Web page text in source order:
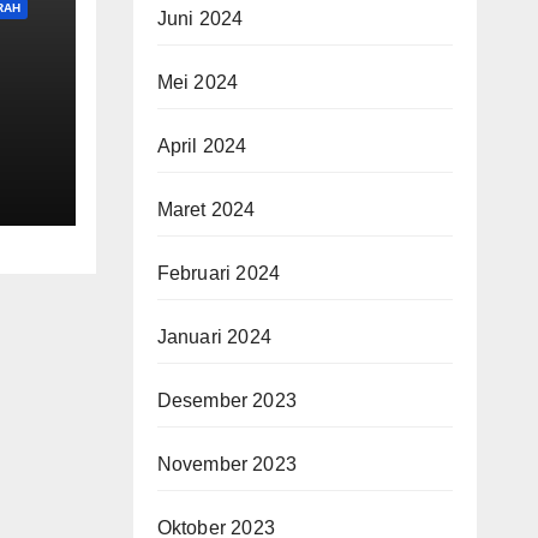
Juni 2024
Mei 2024
April 2024
Maret 2024
Februari 2024
Januari 2024
Desember 2023
November 2023
Oktober 2023